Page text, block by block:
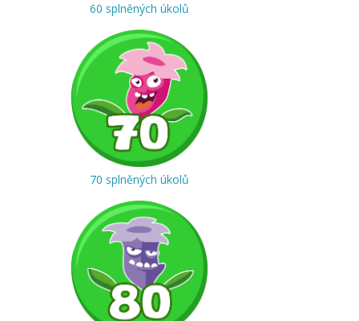
60 splněných úkolů
70 splněných úkolů